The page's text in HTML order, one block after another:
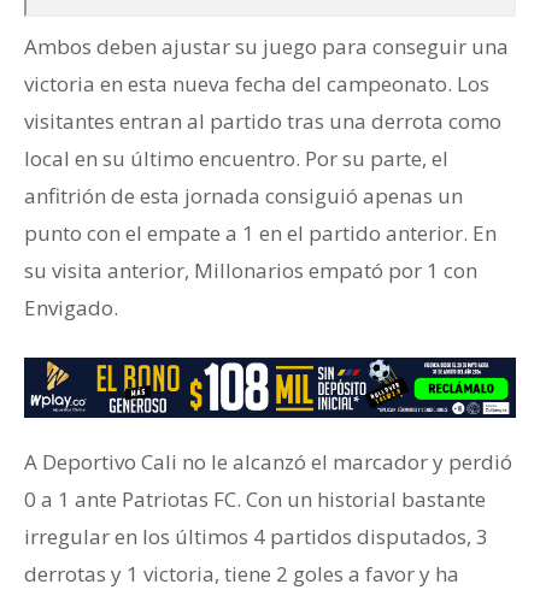
Ambos deben ajustar su juego para conseguir una
victoria en esta nueva fecha del campeonato. Los
visitantes entran al partido tras una derrota como
local en su último encuentro. Por su parte, el
anfitrión de esta jornada consiguió apenas un
punto con el empate a 1 en el partido anterior. En
su visita anterior, Millonarios empató por 1 con
Envigado.
A Deportivo Cali no le alcanzó el marcador y perdió
0 a 1 ante Patriotas FC. Con un historial bastante
irregular en los últimos 4 partidos disputados, 3
derrotas y 1 victoria, tiene 2 goles a favor y ha